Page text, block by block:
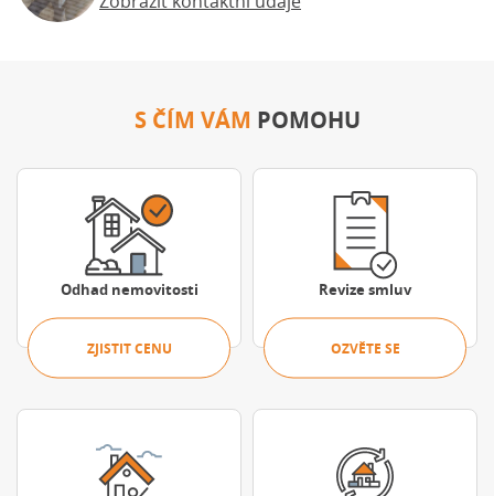
S ČÍM VÁM POMOHU
Odhad nemovitosti
ZJISTIT CENU
Revize smluv
OZVĚTE SE
Porovnat nabídky Porovnat